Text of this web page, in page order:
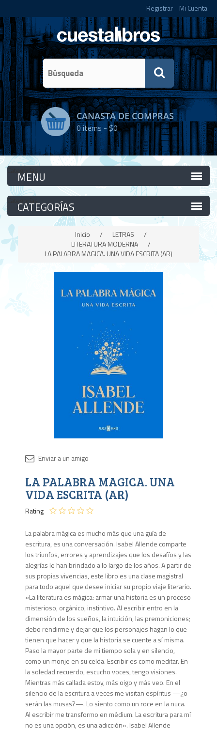
Registrar Mi Cuenta
CANASTA DE COMPRAS
0items -$0
Categorías
Categorías
Inicio / LETRAS
/
LITERATURA MODERNA
/
LA PALABRA MAGICA. UNA VIDA ESCRITA (AR)
LA PALABRA MAGICA. UNA
VIDA ESCRITA (AR)
Rating
La palabra mágica es mucho más que una guía de
escritura, es una conversación. Isabel Allende comparte
los triunfos, errores y aprendizajes que los desafíos y las
alegrías le han brindado a lo largo de los años. A partir de
sus propias vivencias, este libro es una clase magistral
para todo aquel que desee iniciar su propio viaje literario.
«La literatura es mágica: armar una historia es un proceso
misterioso, orgánico, instintivo. Al escribir entro en la
dimensión de los sueños, la intuición, las premoniciones;
debo rendirme y dejar que los personajes hagan lo que
tienen que hacer y que la historia se cuente a sí misma.
Paso la mayor parte de mi tiempo sola y en silencio,
como un monje en su celda. Escribir es como meditar. En
la soledad recuerdo, escucho voces, tengo visiones.
Mientras más callada estoy, más oigo y más veo. En el
silencio de la escritura a veces me visitan espíritus —¿o
serán las musas?—. Lo siento como un roce en la nuca.
Al escribir me transformo en médium. La escritura para mí
no es una opción, es una adicción». Isabel Allende